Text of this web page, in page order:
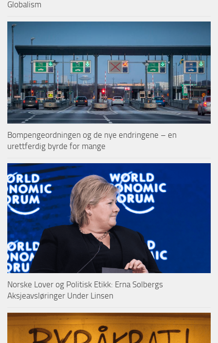
Globalism
Bompengeordningen og de nye endringene – en
urettferdig byrde for mange
Norske Lover og Politisk Etikk: Erna Solbergs
Aksjeavsløringer Under Linsen